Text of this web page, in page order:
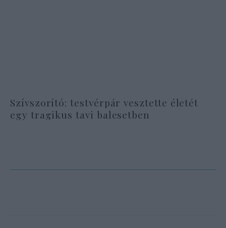
Szívszorító: testvérpár vesztette életét
egy tragikus tavi balesetben